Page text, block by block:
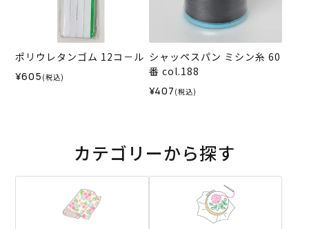
ポリウレタンゴム 12コ－ル
¥605 (税込)
シャッペスパン ミシン糸 60
番 col.188
¥407 (税込)
カテゴリーから探す